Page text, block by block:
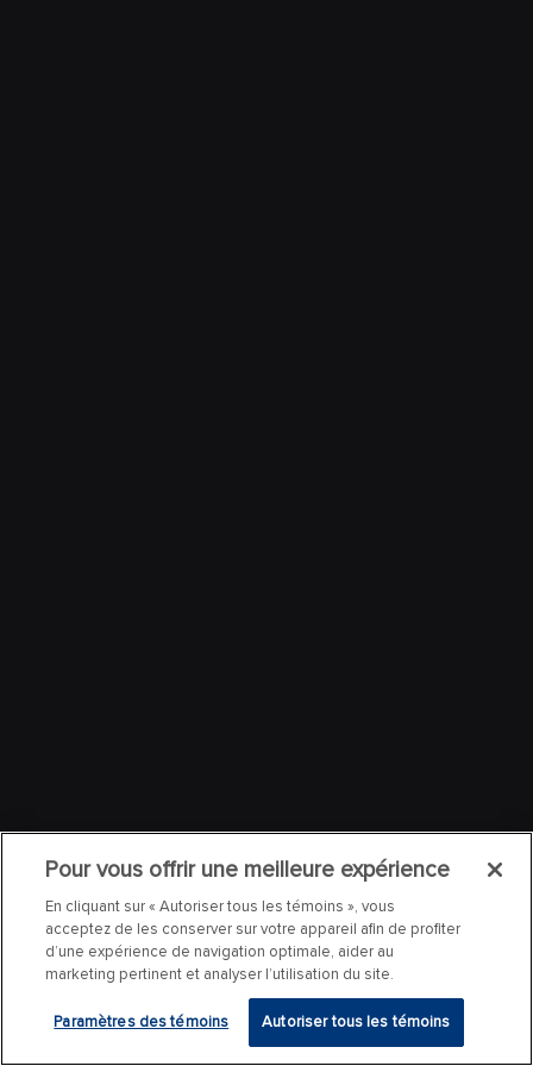
Pour vous offrir une meilleure expérience
En cliquant sur « Autoriser tous les témoins », vous
acceptez de les conserver sur votre appareil afin de profiter
d’une expérience de navigation optimale, aider au
marketing pertinent et analyser l’utilisation du site.
Paramètres des témoins Autoriser tous les témoins